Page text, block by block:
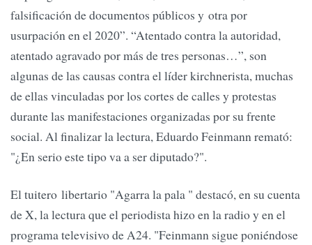
falsificación de documentos públicos y otra por
usurpación en el 2020”. “Atentado contra la autoridad,
atentado agravado por más de tres personas…”, son
algunas de las causas contra el líder kirchnerista, muchas
de ellas vinculadas por los cortes de calles y protestas
durante las manifestaciones organizadas por su frente
social. Al finalizar la lectura, Eduardo Feinmann remató:
"¿En serio este tipo va a ser diputado?".
El tuitero libertario "Agarra la pala " destacó, en su cuenta
de X, la lectura que el periodista hizo en la radio y en el
programa televisivo de A24. "Feinmann sigue poniéndose